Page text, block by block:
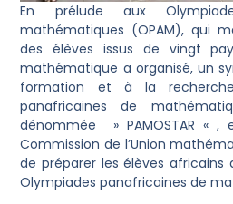
En prélude aux
mathématiques (OPAM), qui
des élèves issus de vingt
mathématique a organisé, un
formation et à la
panafricaines de
dénommée » PAMOSTAR «
Commission de l’Union
de préparer les élèves africains
Olympiades panafricaines de